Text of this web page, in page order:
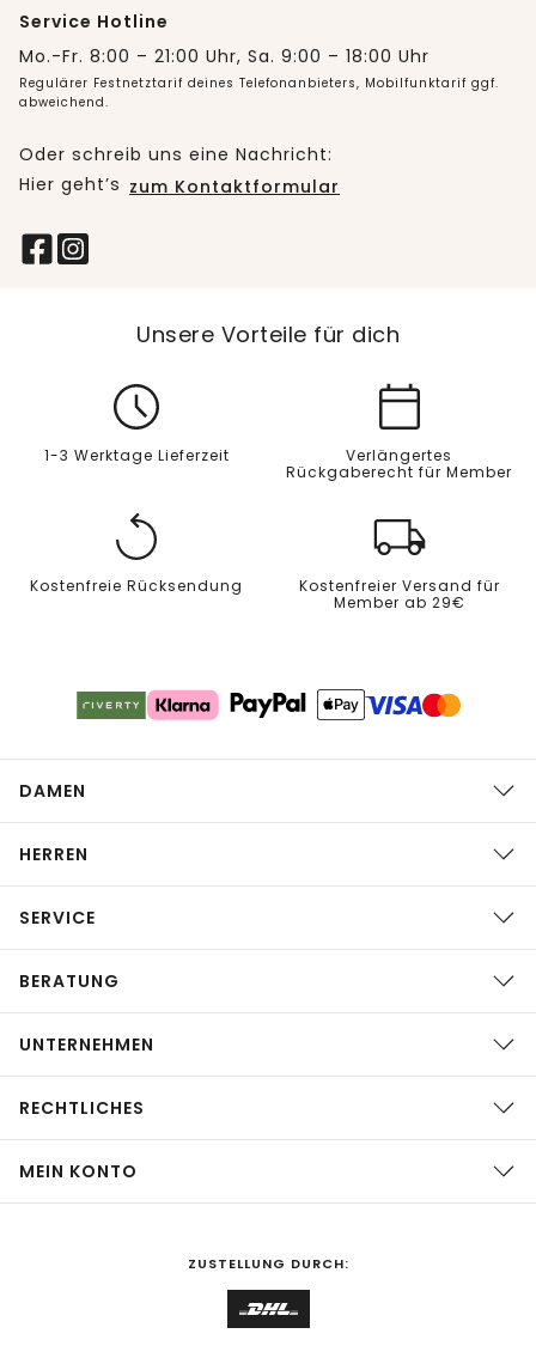
Service Hotline
Mo.-Fr. 8:00 – 21:00 Uhr, Sa. 9:00 – 18:00 Uhr
Regulärer Festnetztarif deines Telefonanbieters, Mobilfunktarif ggf.
abweichend.
Oder schreib uns eine Nachricht:
Hier geht’s zum Kontaktformular
Unsere Vorteile für dich
1-3 Werktage Lieferzeit
Verlängertes
Rückgaberecht für Member
Kostenfreie Rücksendung
Kostenfreier Versand für
Member ab 29€
DAMEN
HERREN
SERVICE
BERATUNG
UNTERNEHMEN
RECHTLICHES
MEIN KONTO
ZUSTELLUNG DURCH: